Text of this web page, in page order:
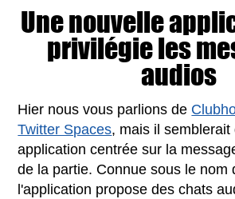
Une nouvelle
privilégie les
audios
Hier nous vous parlions de
Twitter Spaces, mais il
application centrée sur la
de la partie. Connue sous le nom
l'application propose des chats